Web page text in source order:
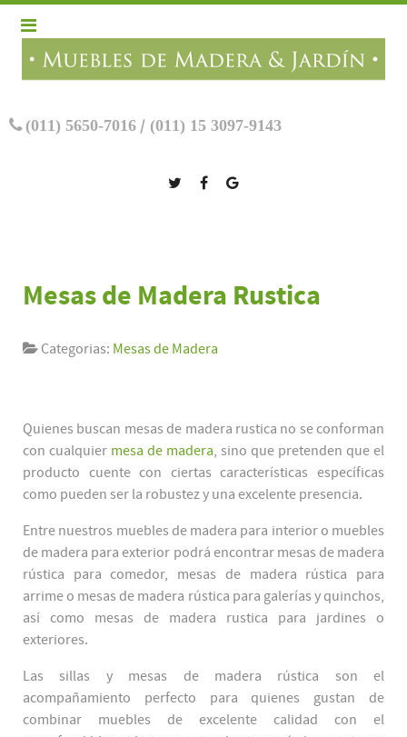
(011) 5650-7016 / (011) 15 3097-9143
Mesas de Madera Rustica
Categorias: Mesas de Madera
Quienes buscan mesas de madera rustica no se conforman
con cualquier mesa de madera, sino que pretenden que el
producto cuente con ciertas características específicas
como pueden ser la robustez y una excelente presencia.
Entre nuestros muebles de madera para interior o muebles
de madera para exterior podrá encontrar mesas de madera
rústica para comedor, mesas de madera rústica para
arrime o mesas de madera rústica para galerías y quinchos,
así como mesas de madera rustica para jardines o
exteriores.
Las sillas y mesas de madera rústica son el
acompañamiento perfecto para quienes gustan de
combinar muebles de excelente calidad con el